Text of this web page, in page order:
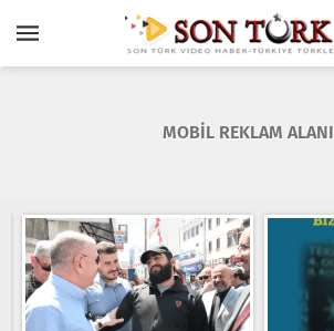
MOBİL REKLAM ALANI